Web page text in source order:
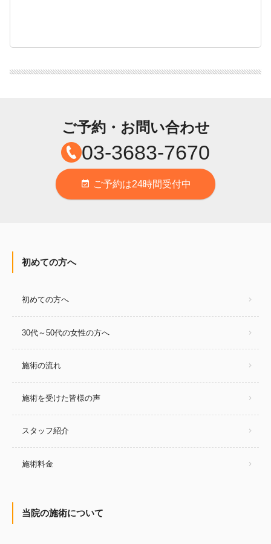
ご予約・お問い合わせ
03-3683-7670
event_available ご予約は24時間受付中
初めての方へ
初めての方へ
30代～50代の女性の方へ
施術の流れ
施術を受けた皆様の声
スタッフ紹介
施術料金
当院の施術について